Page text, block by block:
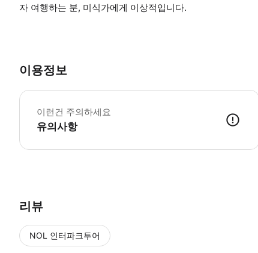
자 여행하는 분, 미식가에게 이상적입니다.
이용정보
이런건 주의하세요
유의사항
리뷰
NOL 인터파크투어